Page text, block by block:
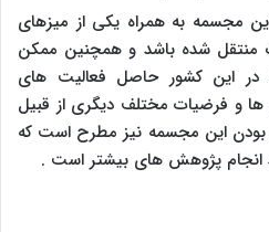
مجسمه به همراه یکی از میزهای
منتقل شده باشد و همچنین ممکن
این کشور حاصل فعالیت های
ها و فرضیات مختلف دیگری از قبیل
این مجسمه نیز مطرح است که
انجام پژوهش های بیشتر است .